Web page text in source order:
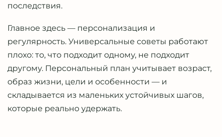
последствия.
Главное здесь — персонализация и
регулярность. Универсальные советы работают
плохо: то, что подходит одному, не подходит
другому. Персональный план учитывает возраст,
образ жизни, цели и особенности — и
складывается из маленьких устойчивых шагов,
которые реально удержать.